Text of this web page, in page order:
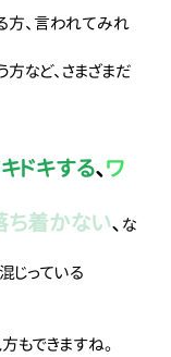
方、言われてみれ
など、さまざまだ
ドキする、ワ
ち着かない、な
じっている
もできますね。